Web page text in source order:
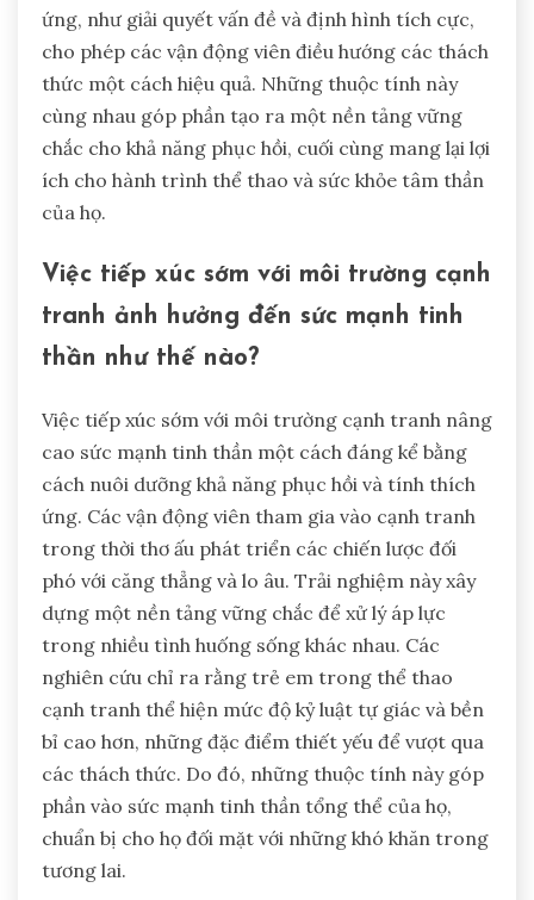
ứng, như giải quyết vấn đề và định hình tích cực,
cho phép các vận động viên điều hướng các thách
thức một cách hiệu quả. Những thuộc tính này
cùng nhau góp phần tạo ra một nền tảng vững
chắc cho khả năng phục hồi, cuối cùng mang lại lợi
ích cho hành trình thể thao và sức khỏe tâm thần
của họ.
Việc tiếp xúc sớm với môi trường cạnh
tranh ảnh hưởng đến sức mạnh tinh
thần như thế nào?
Việc tiếp xúc sớm với môi trường cạnh tranh nâng
cao sức mạnh tinh thần một cách đáng kể bằng
cách nuôi dưỡng khả năng phục hồi và tính thích
ứng. Các vận động viên tham gia vào cạnh tranh
trong thời thơ ấu phát triển các chiến lược đối
phó với căng thẳng và lo âu. Trải nghiệm này xây
dựng một nền tảng vững chắc để xử lý áp lực
trong nhiều tình huống sống khác nhau. Các
nghiên cứu chỉ ra rằng trẻ em trong thể thao
cạnh tranh thể hiện mức độ kỷ luật tự giác và bền
bỉ cao hơn, những đặc điểm thiết yếu để vượt qua
các thách thức. Do đó, những thuộc tính này góp
phần vào sức mạnh tinh thần tổng thể của họ,
chuẩn bị cho họ đối mặt với những khó khăn trong
tương lai.